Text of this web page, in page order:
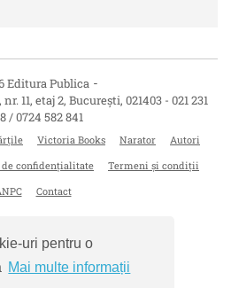
uri pentru o
Mai multe informații
Editura Publica -
11, etaj 2, București, 021403 - 021 231
/ 0724 582 841
Victoria Books Narator
Autori
confidențialitate
Termeni și condiții
Contact